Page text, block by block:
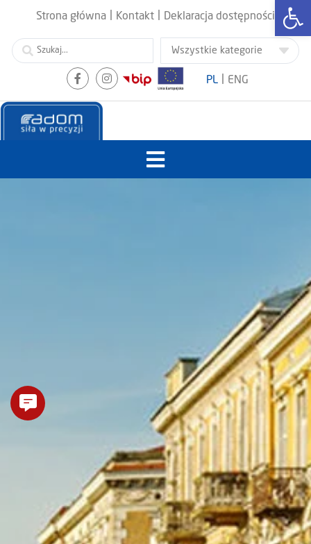
Strona główna Kontakt Deklaracja dostępności
PL ENG